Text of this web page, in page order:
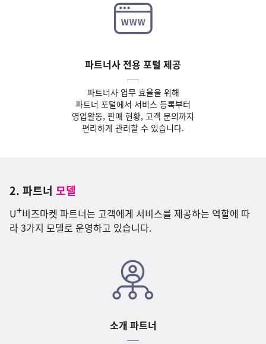
파트너사 전용 포털 제공
파트너사 업무 효율을 위해
파트너 포털에서 서비스 등록부터
영업활동, 판매 현황, 고객 문의까지
편리하게 관리할 수 있습니다.
2. 파트너 모델
U+비즈마켓 파트너는 고객에게 서비스를 제공하는 역할에 따
라 3가지 모델로 운영하고 있습니다.
소개 파트너